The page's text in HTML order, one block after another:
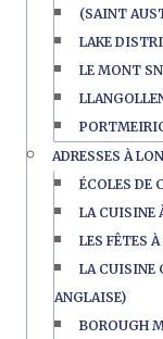
(SAINT
LAKE
LE MONT
ADRESSES À
ÉCOLES DE
LA CUISINE
LES FÊTES
LA CUISINE
ANGLAISE)
BOROUGH